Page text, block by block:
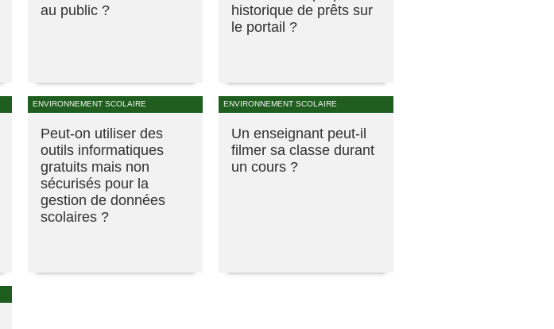
au public ?
historique de prêts sur
le portail ?
ENVIRONNEMENT SCOLAIRE
Peut-on utiliser des
outils informatiques
gratuits mais non
sécurisés pour la
gestion de données
scolaires ?
ENVIRONNEMENT SCOLAIRE
Un enseignant peut-il
filmer sa classe durant
un cours ?